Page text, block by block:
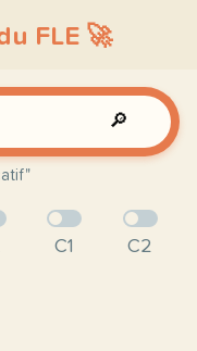
FLE 🚀
🔎
C1 C2